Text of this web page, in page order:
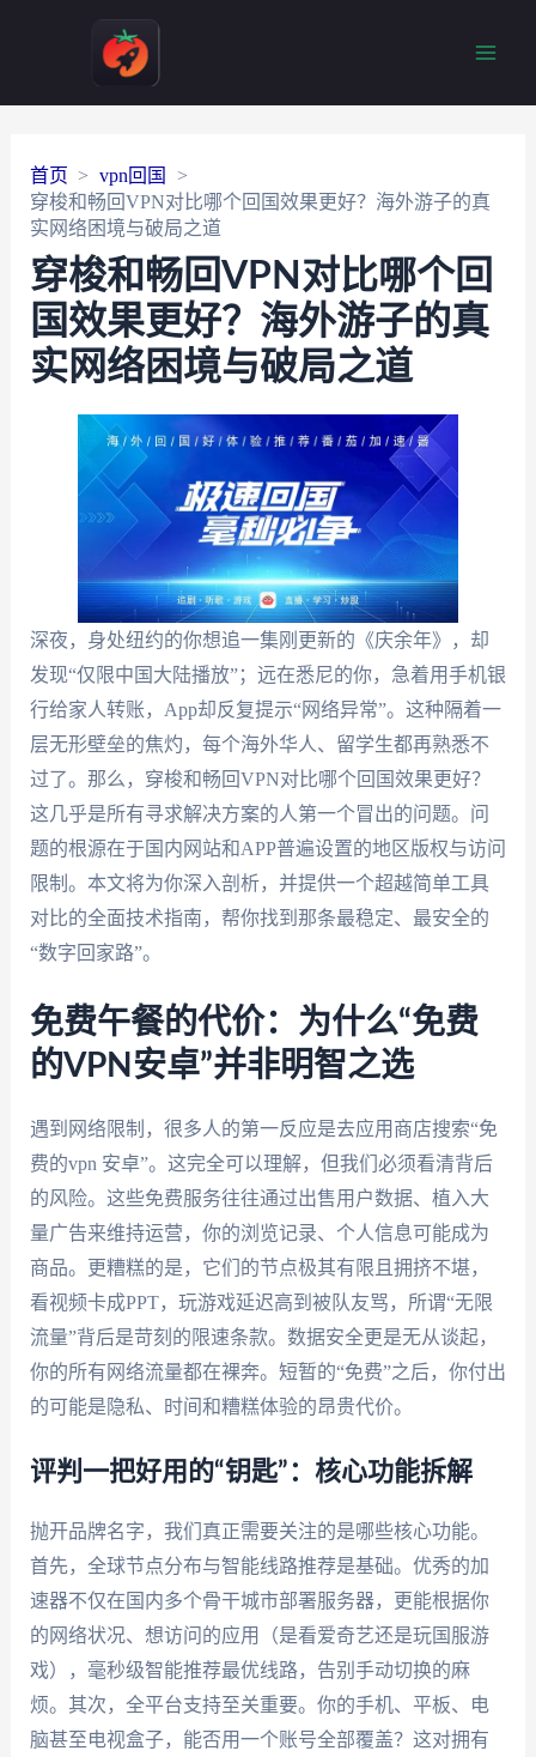
首页
vpn回国
穿梭和畅回VPN对比哪个回国效果更好？海外游子的真
实网络困境与破局之道
穿梭和畅回VPN对比哪个回
国效果更好？海外游子的真
实网络困境与破局之道
深夜，身处纽约的你想追一集刚更新的《庆余年》，却
发现“仅限中国大陆播放”；远在悉尼的你，急着用手机银
行给家人转账，App却反复提示“网络异常”。这种隔着一
层无形壁垒的焦灼，每个海外华人、留学生都再熟悉不
过了。那么，穿梭和畅回VPN对比哪个回国效果更好？
这几乎是所有寻求解决方案的人第一个冒出的问题。问
题的根源在于国内网站和APP普遍设置的地区版权与访问
限制。本文将为你深入剖析，并提供一个超越简单工具
对比的全面技术指南，帮你找到那条最稳定、最安全的
“数字回家路”。
免费午餐的代价：为什么“免费
的VPN安卓”并非明智之选
遇到网络限制，很多人的第一反应是去应用商店搜索“免
费的vpn 安卓”。这完全可以理解，但我们必须看清背后
的风险。这些免费服务往往通过出售用户数据、植入大
量广告来维持运营，你的浏览记录、个人信息可能成为
商品。更糟糕的是，它们的节点极其有限且拥挤不堪，
看视频卡成PPT，玩游戏延迟高到被队友骂，所谓“无限
流量”背后是苛刻的限速条款。数据安全更是无从谈起，
你的所有网络流量都在裸奔。短暂的“免费”之后，你付出
的可能是隐私、时间和糟糕体验的昂贵代价。
评判一把好用的“钥匙”：核心功能拆解
抛开品牌名字，我们真正需要关注的是哪些核心功能。
首先，全球节点分布与智能线路推荐是基础。优秀的加
速器不仅在国内多个骨干城市部署服务器，更能根据你
的网络状况、想访问的应用（是看爱奇艺还是玩国服游
戏），毫秒级智能推荐最优线路，告别手动切换的麻
烦。其次，全平台支持至关重要。你的手机、平板、电
脑甚至电视盒子，能否用一个账号全部覆盖？这对拥有